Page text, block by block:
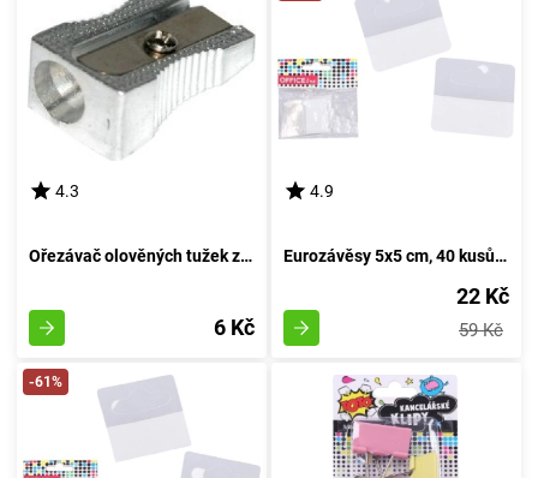
4.3
Ořezávač olověných tužek z kovu - jednotlivý špičák
6 Kč
4.9
Eurozávěsy 5x5 cm, 40 kusů - Kované háčky pro zavěšení, balení 40 kousků
22 Kč
59 Kč
-61%